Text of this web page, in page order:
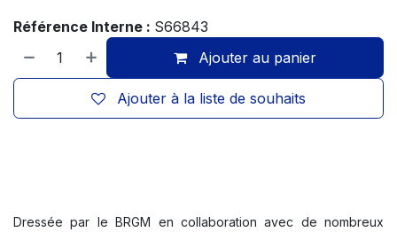
Référence Interne : S66843
Ajouter au panier
Ajouter à la liste de souhaits
Dressée par le BRGM en collaboration avec de nombreux